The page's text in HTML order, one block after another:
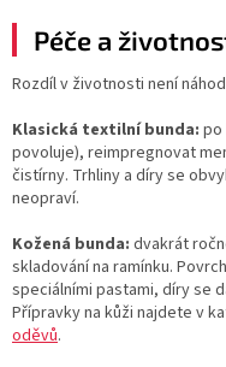
Péče a
Rozdíl v životnosti není
Klasická textilní bunda: po
povoluje), reimpregnovat
čistírny. Trhliny a díry se
neopraví.
Kožená bunda: dvakrát
skladování na ramínku.
speciálními pastami, díry se
Přípravky na kůži najdete v
oděvů.